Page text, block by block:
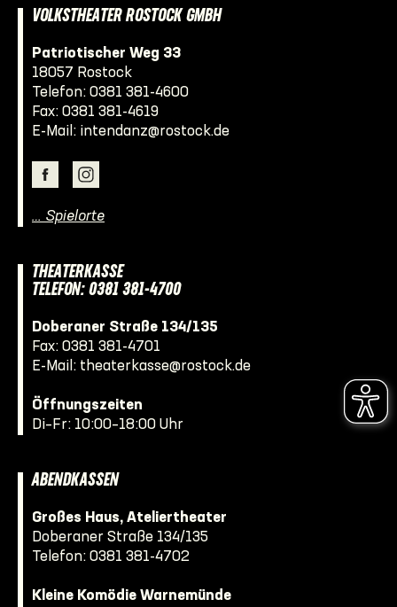
VOLKSTHEATER ROSTOCK GMBH
Patriotischer Weg 33
18057 Rostock
Telefon: 0381 381-4600
Fax: 0381 381-4619
E-Mail: intendanz@rostock.de
… Spielorte
THEATERKASSE
TELEFON: 0381 381-4700
Doberaner Straße 134/135
Fax: 0381 381-4701
E-Mail: theaterkasse@rostock.de
Öffnungszeiten
Di–Fr: 10:00–18:00 Uhr
ABENDKASSEN
Großes Haus, Ateliertheater
Doberaner Straße 134/135
Telefon: 0381 381-4702
Kleine Komödie Warnemünde